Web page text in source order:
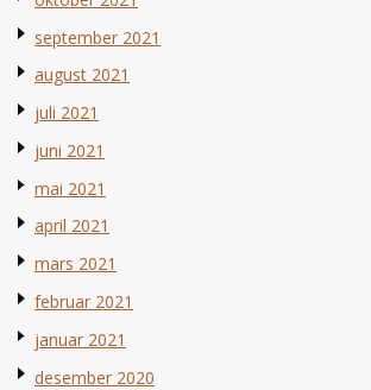
september 2021
august 2021
juli 2021
juni 2021
mai 2021
april 2021
mars 2021
februar 2021
januar 2021
desember 2020